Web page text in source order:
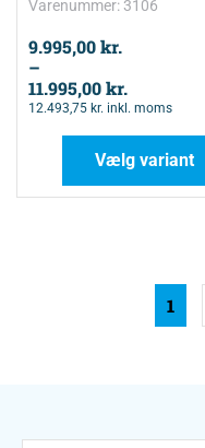
Varenummer: 3106
9.995,00kr.
–
11.995,00kr.
12.493,75 kr. inkl. moms
Vælg variant
1